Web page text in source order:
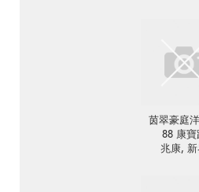
茵翠豪庭
88 康寶
兆康, 新